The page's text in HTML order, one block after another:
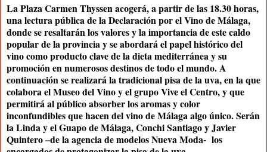
La Plaza Carmen Thyssen acogerá, a partir de las 18.30 horas,
una lectura pública de la Declaración por el Vino de Málaga,
donde se resaltarán los valores y la importancia de este caldo
popular de la provincia y se abordará el papel histórico del
vino como producto clave de la dieta mediterránea y su
promoción en numerosos destinos de todo el mundo. A
continuación se realizará la tradicional pisa de la uva, en la que
colabora el Museo del Vino y el grupo Vive el Centro, y que
permitirá al público absorber los aromas y color
inconfundibles que hacen del vino de Málaga algo único. Serán
la Linda y el Guapo de Málaga, Conchi Santiago y Javier
Quintero –de la agencia de modelos Nueva Moda- los